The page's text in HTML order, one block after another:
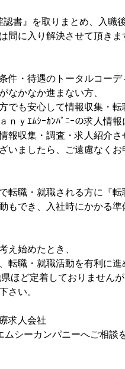
認書』を取りまとめ、入職
間に入り解決させて頂きま
件・待遇のトータルコーデ
なかなか進まない方、
でも安心して情報収集・転
ｎｙｴﾑｼｰｶﾝﾊﾟﾆｰの求人情報
報収集・調査・求人紹介さ
いましたら、ご遠慮なくお
転職・就職される方に『転
もでき、入社時にかかる準
え始めたとき、
転職・就職活動を有利に進
ほど定着しておりませんが
さい。
求人会社
ムシーカンパニーへご相談